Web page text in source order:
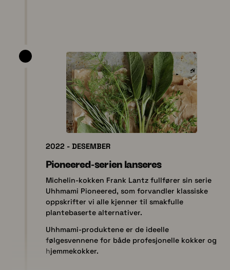
2022 - DESEMBER
Pioneered-serien lanseres
Michelin-kokken Frank Lantz fullfører sin serie
Uhhmami Pioneered, som forvandler klassiske
oppskrifter vi alle kjenner til smakfulle
plantebaserte alternativer.
Uhhmami-produktene er de ideelle
følgesvennene for både profesjonelle kokker og
hjemmekokker.